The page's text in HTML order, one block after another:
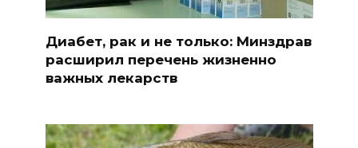
Диабет, рак и не только: Минздрав
расширил перечень жизненно
важных лекарств